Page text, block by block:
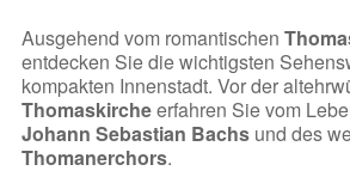
Ausgehend vom romantischen
entdecken Sie die wichtigsten
kompakten Innenstadt. Vor der
Thomaskircheerfahren Sie vom
Johann Sebastian Bachsund des
Thomanerchors.